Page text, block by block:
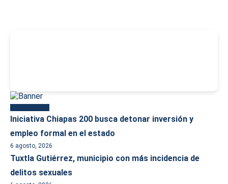
Iniciativa Chiapas 200 busca detonar inversión y
empleo formal en el estado
6 agosto, 2026
Tuxtla Gutiérrez, municipio con más incidencia de
delitos sexuales